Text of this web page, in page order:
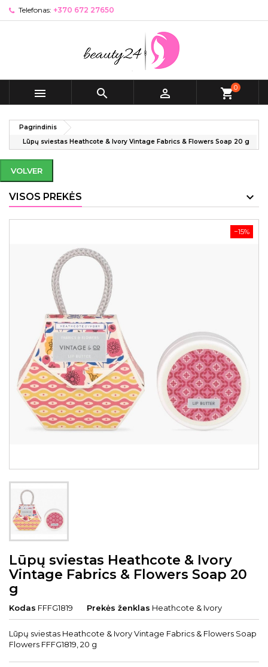
Telefonas: +370 672 27650
   shopping_cart0
Pagrindinis
Lūpų sviestas Heathcote & Ivory Vintage Fabrics & Flowers Soap 20 g
VOLVER
VISOS PREKĖS
−15%
Lūpų sviestas Heathcote & Ivory
Vintage Fabrics & Flowers Soap 20
g
Kodas FFFG1819 Prekės ženklas Heathcote & Ivory
Lūpų sviestas Heathcote & Ivory Vintage Fabrics & Flowers Soap
Flowers FFFG1819, 20 g